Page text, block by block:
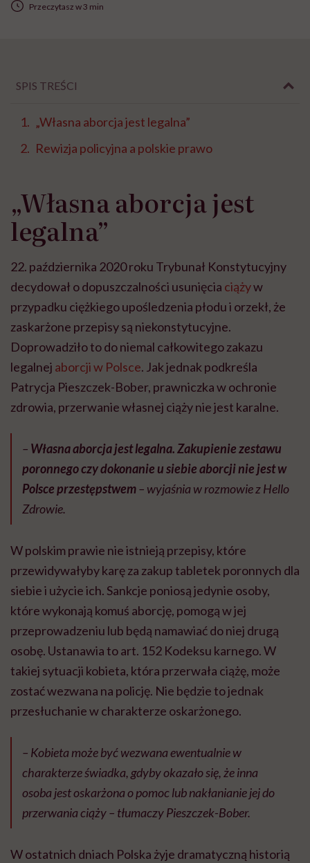
Przeczytasz w 3 min
SPIS TREŚCI
„Własna aborcja jest legalna”
Rewizja policyjna a polskie prawo
„Własna aborcja jest
legalna”
22. października 2020 roku Trybunał Konstytucyjny
decydował o dopuszczalności usunięcia ciążyw
przypadku ciężkiego upośledzenia płodu i orzekł, że
zaskarżone przepisy są niekonstytucyjne.
Doprowadziło to do niemal całkowitego zakazu
legalnej aborcji w Polsce. Jak jednak podkreśla
Patrycja Pieszczek-Bober, prawniczka w ochronie
zdrowia, przerwanie własnej ciąży nie jest karalne.
– Własna aborcja jest legalna. Zakupienie zestawu
poronnego czy dokonanie u siebie aborcji nie jest w
Polsce przestępstwem– wyjaśnia w rozmowie z Hello
Zdrowie.
W polskim prawie nie istnieją przepisy, które
przewidywałyby karę za zakup tabletek poronnych dla
siebie i użycie ich. Sankcje poniosą jedynie osoby,
które wykonają komuś aborcję, pomogą w jej
przeprowadzeniu lub będą namawiać do niej drugą
osobę. Ustanawia to art. 152 Kodeksu karnego. W
takiej sytuacji kobieta, która przerwała ciążę, może
zostać wezwana na policję. Nie będzie to jednak
przesłuchanie w charakterze oskarżonego.
– Kobieta może być wezwana ewentualnie w
charakterze świadka, gdyby okazało się, że inna
osoba jest oskarżona o pomoc lub nakłanianie jej do
przerwania ciąży – tłumaczy Pieszczek-Bober.
W ostatnich dniach Polska żyje dramatyczną historią